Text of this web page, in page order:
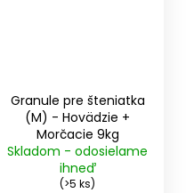
Granule pre šteniatka
(M) - Hovädzie +
Morčacie 9kg
Skladom - odosielame
ihneď
(>5 ks)